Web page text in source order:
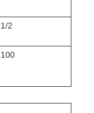
1/2
100